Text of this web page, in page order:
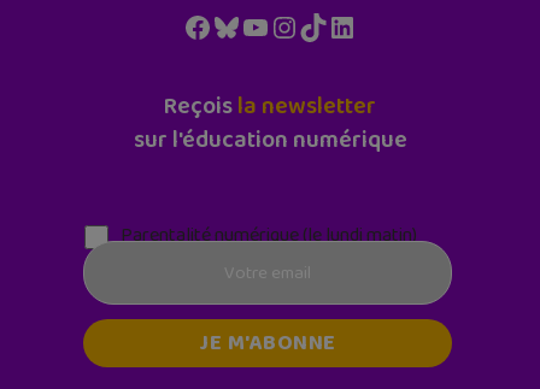
Facebook
Bluesky
YouTube
Instagram
TikTokLinkedIn
Reçoisla newsletter
sur l'éducation numérique
Parentalité numérique (le lundi matin)